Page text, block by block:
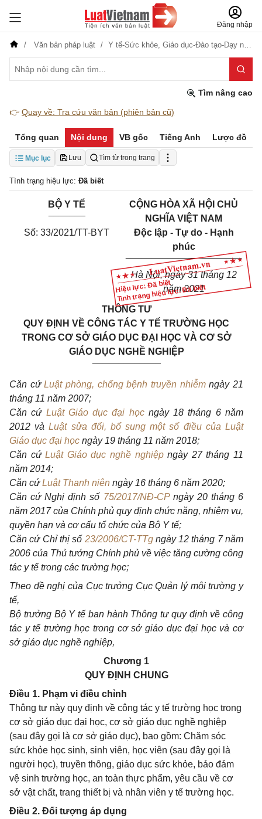
Đăng nhập
Văn bản pháp luật Y tế-Sức khỏe, Giáo dục-Đào tạo-Dạy nghề
Tìm nâng cao
👉 Quay về: Tra cứu văn bản (phiên bản cũ)
Tổng quan Nội dung VB gốc Tiếng Anh Lược đồ
Mục lục Lưu Tìm từ trong trang
Tình trạng hiệu lực: Đã biết
Hiệu lực: Đã biết
Tình trạng hiệu lực: Đã biết
BỘ Y TẾ
_______
Số: 33/2021/TT-BYT
CỘNG HÒA XÃ HỘI CHỦ
NGHĨA VIỆT NAM
Độc lập - Tự do - Hạnh
phúc
______________________
Hà Nội, ngày31tháng 12
năm 2021
THÔNG TƯ
QUY ĐỊNH VỀ CÔNG TÁC Y TẾ TRƯỜNG HỌC
TRONG CƠ SỞ GIÁO DỤC ĐẠI HỌC VÀ CƠ SỞ
GIÁO DỤC NGHỀ NGHIỆP
_____________
Căn cứLuật phòng, chống bệnh truyền nhiễmngày 21
tháng 11 năm 2007;
Căn cứ Luật Giáo dục đại họcngày 18 tháng 6 năm
2012 vàLuật sửa đổi, bổ sung một số điều của Luật
Giáo dục đại học ngày 19 tháng 11 năm 2018;
Căn cứLuật Giáo dục nghề nghiệpngày 27 tháng 11
năm 2014;
Căn cứLuật Thanh niên ngày 16 tháng 6 năm 2020;
Căn cứ Nghị định số 75/2017/NĐ-CPngày 20 tháng 6
năm 2017 của Chính phủ quy định chức năng, nhiệm vụ,
quyền hạn và cơ cấu tổ chức của Bộ Y tế;
Căn cứ Chỉ thị số 23/2006/CT-TTgngày 12 tháng 7 năm
2006 của Thủ tướng Chính phủ về việc tăng cường công
tác y tế trong các trường học;
Theo đề nghị của Cục trưởng Cục Quản lý môi trường y
tế,
Bộ trưởng Bộ Y tế ban hành Thông tư quy định về công
tác y tế trường học trong cơ sở giáo dục đại học và cơ
sở giáo dục nghề nghiệp,
Chương 1
QUY ĐỊNH CHUNG
Điều 1. Phạm vi điều chỉnh
Thông tư này quy định về công tác y tế trường học trong
cơ sở giáo dục đại học, cơ sở giáo dục nghề nghiệp
(sau đây gọi là cơ sở giáo dục), bao gồm: Chăm sóc
sức khỏe học sinh, sinh viên, học viên (sau đây gọi là
người học), truyền thông, giáo dục sức khỏe, bảo đảm
vệ sinh trường học, an toàn thực phẩm, yêu cầu về cơ
sở vật chất, trang thiết bị và nhân viên y tế trường học.
Điều 2. Đối tượng áp dụng